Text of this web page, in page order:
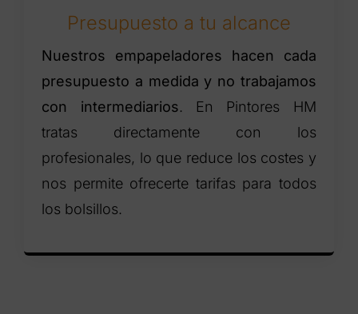
Presupuesto a tu alcance
Nuestros empapeladores hacen cada
presupuesto a medida y no trabajamos
con intermediarios. En Pintores HM
tratas directamente con los
profesionales, lo que reduce los costes y
nos permite ofrecerte tarifas para todos
los bolsillos.